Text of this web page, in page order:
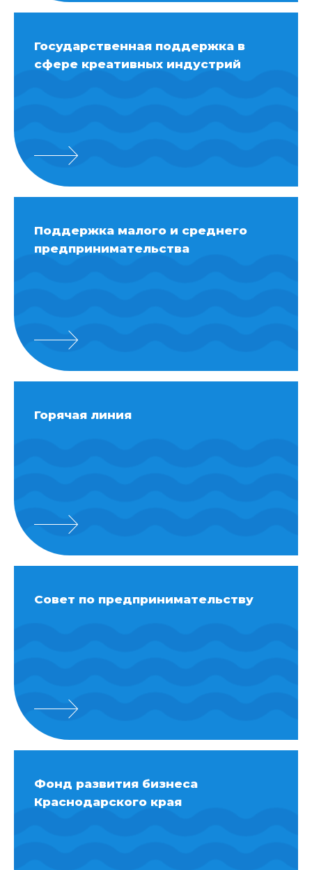
Государственная поддержка в
сфере креативных индустрий
Поддержка малого и среднего
предпринимательства
Горячая линия
Совет по предпринимательству
Фонд развития бизнеса
Краснодарского края